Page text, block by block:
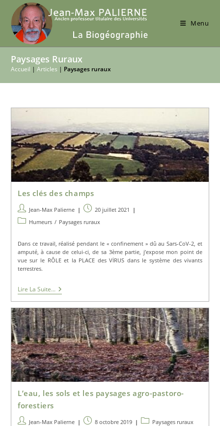
content
Menu
Paysages Ruraux
Accueil |Articles | Paysages ruraux
Les clés des champs
Auteur/autrice
de
publication :
Jean-Max Palierne
Publication
publiée :
20 juillet 2021
PostHumeurs / Paysages ruraux
Dans ce travail, réalisé pendant le « confinement » dû au Sars-CoV-2, et
amputé, à cause de celui-ci, de sa 3ème partie, j’expose mon point de
vue sur le RÔLE et la PLACE des VİRUS dans le système des vivants
terrestres.
Lire La Suite...Les
Clés
Des
Champs
L’eau, les sols et les paysages agro-pastoro-
forestiers
Auteur/autrice
Jean-Max Palierne
Publication
8 octobre 2019
PostPaysages ruraux